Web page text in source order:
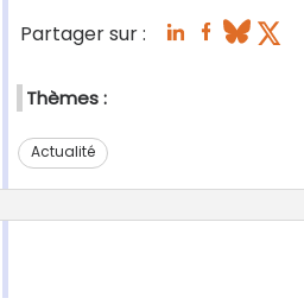
Partager sur :
Thèmes :
Actualité